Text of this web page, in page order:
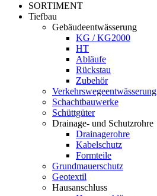
SORTIMENT
Tiefbau
Gebäudeentwässerung
KG / KG2000
HT
Abläufe
Rückstau
Zubehör
Verkehrswegeentwässerung
Schachtbauwerke
Schüttgüter
Drainage- und Schutzrohre
Drainagerohre
Kabelschutz
Formteile
Grundmauerschutz
Geotextil
Hausanschluss